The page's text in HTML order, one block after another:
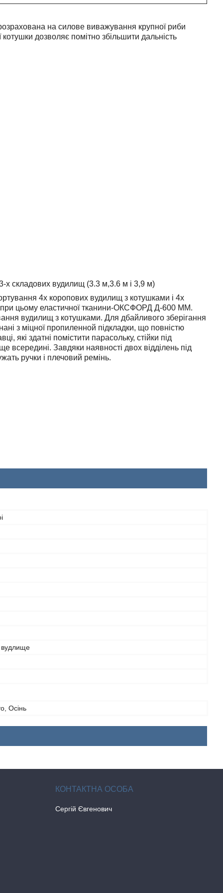
на силове виважування крупної риби
дозволяє помітно збільшити дальність
х складових вудилищ (3.3 м,3.6 м і 3,9 м)
4х коропових вудилищ з котушками і 4х
при цьому еластичної тканини-ОКСФОРД Д-600 ММ.
вудилищ з котушками. Для дбайливого зберігання
з міцної пропиленной підкладки, що повністю
які здатні помістити парасольку, стійки під
всередині. Завдяки наявності двох відділень під
ручки і плечовий ремінь.
Осінь
Сергій Євгенович